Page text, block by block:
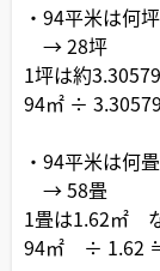
・94平米は何
→ 28坪
1坪は約3.30579
94㎡ ÷
・94平米は何
→ 58畳
1畳は1.62㎡ な
94㎡ ÷ 1.62